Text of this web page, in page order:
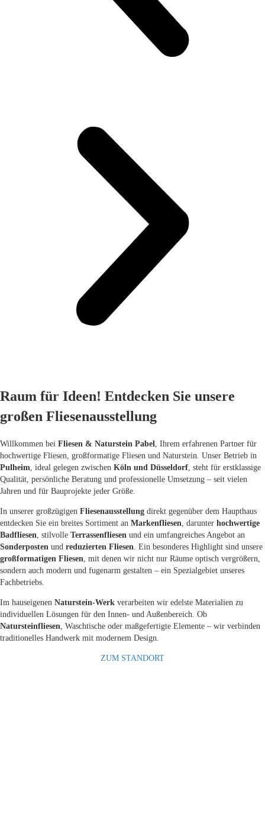
Raum für Ideen! Entdecken Sie unsere
großen Fliesenausstellung
Willkommen bei Fliesen & Naturstein Pabel
, Ihrem erfahrenen Partner für
hochwertige Fliesen, großformatige Fliesen und Naturstein. Unser Betrieb in
Pulheim , ideal gelegen zwischen Köln und Düsseldorf , steht für erstklassige
Qualität, persönliche Beratung und professionelle Umsetzung – seit vielen
Jahren und für Bauprojekte jeder Größe.
In unserer großzügigen Fliesenausstellung direkt gegenüber dem Haupthaus
entdecken Sie ein breites Sortiment an Markenfliesen , darunter hochwertige
Badfliesen , stilvolle Terrassenfliesen und ein umfangreiches Angebot an
Sonderposten und reduzierten Fliesen . Ein besonderes Highlight sind unsere
großformatigen Fliesen , mit denen wir nicht nur Räume optisch vergrößern,
sondern auch modern und fugenarm gestalten – ein Spezialgebiet unseres
Fachbetriebs.
Im hauseigenen Naturstein-Werk verarbeiten wir edelste Materialien zu
individuellen Lösungen für den Innen- und Außenbereich. Ob
Natursteinfliesen , Waschtische oder maßgefertigte Elemente – wir verbinden
traditionelles Handwerk mit modernem Design.
ZUM STANDORT